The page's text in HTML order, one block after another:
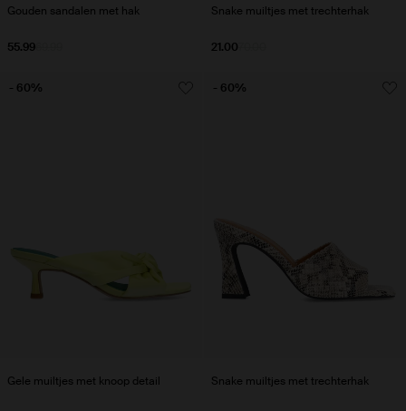
Gouden sandalen met hak
55.99
Snake muiltjes met trechterhak
21.00
Gele muiltjes met knoop detail
- 60%
Snake muiltjes met trechterhak
- 60%